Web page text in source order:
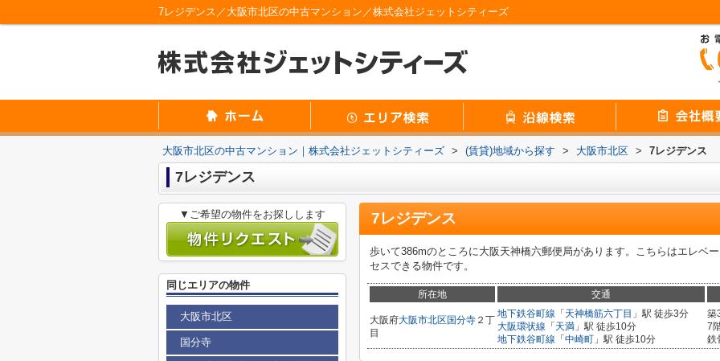
7レジデンス／大阪市北区の中古マンション／株式会社ジェットシティーズ
大阪市北区の中古マンション｜株式会社ジェットシティーズ > (賃貸)地域から探す > 大阪市北区 > 7レジデンス
7レジデンス
7レジデンス
歩いて386mのところに大阪天神橋六郵便局があります。こちらはエレベ
セスできる物件です。
所在地 交通
大阪府大阪市北区 国分寺 ２丁
目
地下鉄谷町線 「 天神橋筋六丁目 」駅 徒歩3分
大阪環状線 「 天満 」駅 徒歩10分
地下鉄谷町線 「 中崎町 」駅 徒歩10分
築
7
鉄
▼ご希望の物件をお探しします
同じエリアの物件
大阪市北区
国分寺